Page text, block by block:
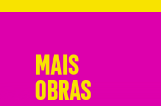
MAIS
OBRAS